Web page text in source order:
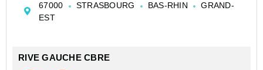
reconnaissable par son patrimoine architectural
exceptionnel cla...
67000 STRASBOURG BAS-RHIN
GRAND-
EST
RIVE GAUCHE CBRE